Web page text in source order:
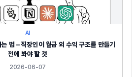
AI
법 – 직장인이 월급 외 수익 구조를 만들기
전에 봐야 할 것
2026-06-07